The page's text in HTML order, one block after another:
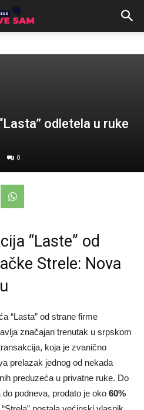
odletela u ruke
0
“Laste” od
Strele: Nova
“Lasta” od strane firme
značajan trenutak u srpskom
koja je zvanično
prelazak jednog od nekada
preduzeća u privatne ruke. Do
podneva, prodato je oko 60%